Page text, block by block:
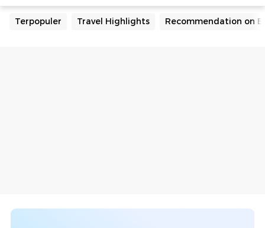
Terpopuler Travel Highlights Recommendation on